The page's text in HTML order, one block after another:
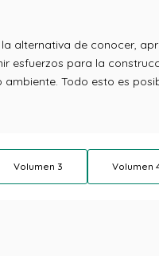
alternativa de conocer,
esfuerzos para la
Todo esto es
Volumen 3 Volumen